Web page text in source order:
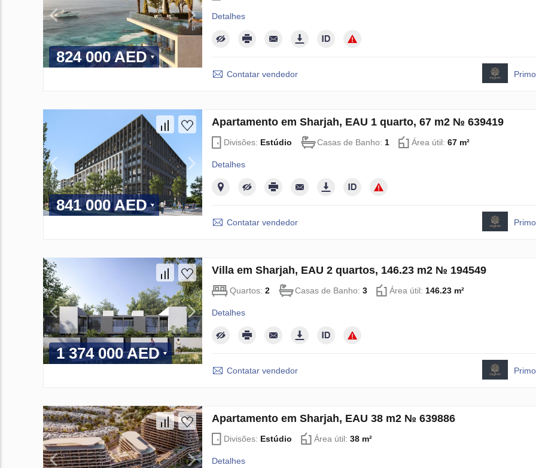
824 000 AED
Detalhes
Contatar vendedor
841 000 AED
Apartamento em Sharjah, EAU 1 quarto, 67 m2 № 639419
Divisões: Estúdio Casas de Banho:1 Área útil:67 m²
Detalhes
Contatar vendedor
1 374 000 AED
Villa em Sharjah, EAU 2 quartos, 146.23 m2 № 194549
Quartos:2 Casas de Banho:3 Área útil:146.23 m²
Detalhes
Contatar vendedor
Apartamento em Sharjah, EAU 38 m2 № 639886
Divisões: Estúdio Área útil:38 m²
Detalhes